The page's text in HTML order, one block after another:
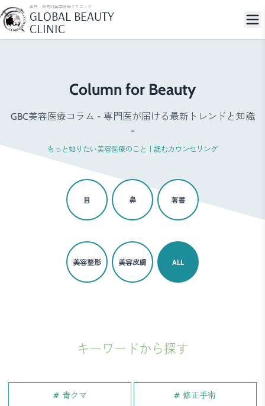
東京・麻布の美容医療クリニック
GLOBAL BEAUTY
CLINIC
Column for Beauty
GBC美容医療コラム - 専門医が届ける最新トレンドと知識
-
もっと知りたい美容医療のこと｜読むカウンセリング
目 鼻 著書
美容整形 美容皮膚 ALL
キーワードから探す
青クマ 修正手術